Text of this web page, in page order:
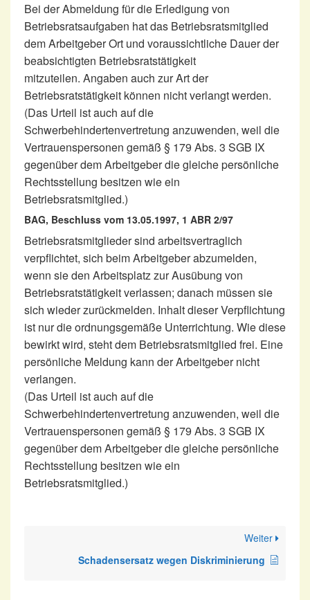
Bei der Abmeldung für die Erledigung von
Betriebsratsaufgaben hat das Betriebsratsmitglied
dem Arbeitgeber Ort und voraussichtliche Dauer der
beabsichtigten Betriebsratstätigkeit
mitzuteilen. Angaben auch zur Art der
Betriebsratstätigkeit können nicht verlangt werden.
(Das Urteil ist auch auf die
Schwerbehindertenvertretung anzuwenden, weil die
Vertrauenspersonen gemäß § 179 Abs. 3 SGB IX
gegenüber dem Arbeitgeber die gleiche persönliche
Rechtsstellung besitzen wie ein
Betriebsratsmitglied.)
BAG, Beschluss vom 13.05.1997, 1 ABR 2/97
Betriebsratsmitglieder sind arbeitsvertraglich
verpflichtet, sich beim Arbeitgeber abzumelden,
wenn sie den Arbeitsplatz zur Ausübung von
Betriebsratstätigkeit verlassen; danach müssen sie
sich wieder zurückmelden. Inhalt dieser Verpflichtung
ist nur die ordnungsgemäße Unterrichtung. Wie diese
bewirkt wird, steht dem Betriebsratsmitglied frei. Eine
persönliche Meldung kann der Arbeitgeber nicht
verlangen.
(Das Urteil ist auch auf die
Schwerbehindertenvertretung anzuwenden, weil die
Vertrauenspersonen gemäß § 179 Abs. 3 SGB IX
gegenüber dem Arbeitgeber die gleiche persönliche
Rechtsstellung besitzen wie ein
Betriebsratsmitglied.)
Weiter
Schadensersatz wegen Diskriminierung